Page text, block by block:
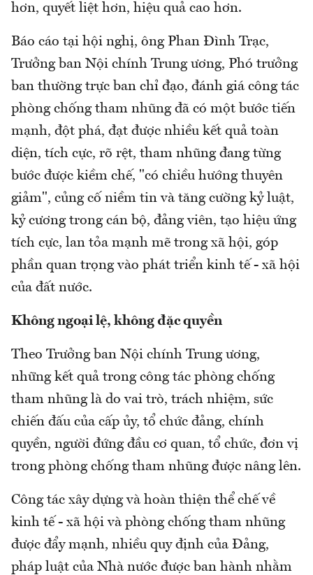
hơn, quyết liệt hơn, hiệu quả cao hơn.
Báo cáo tại hội nghị, ông Phan Đình Trạc,
Trưởng ban Nội chính Trung ương, Phó trưởng
ban thường trực ban chỉ đạo, đánh giá công tác
phòng chống tham nhũng đã có một bước tiến
mạnh, đột phá, đạt được nhiều kết quả toàn
diện, tích cực, rõ rệt, tham nhũng đang từng
bước được kiềm chế, "có chiều hướng thuyên
giảm", củng cố niềm tin và tăng cường kỷ luật,
kỷ cương trong cán bộ, đảng viên, tạo hiệu ứng
tích cực, lan tỏa mạnh mẽ trong xã hội, góp
phần quan trọng vào phát triển kinh tế - xã hội
của đất nước.
Không ngoại lệ, không đặc quyền
Theo Trưởng ban Nội chính Trung ương,
những kết quả trong công tác phòng chống
tham nhũng là do vai trò, trách nhiệm, sức
chiến đấu của cấp ủy, tổ chức đảng, chính
quyền, người đứng đầu cơ quan, tổ chức, đơn vị
trong phòng chống tham nhũng được nâng lên.
Công tác xây dựng và hoàn thiện thể chế về
kinh tế - xã hội và phòng chống tham nhũng
được đẩy mạnh, nhiều quy định của Đảng,
pháp luật của Nhà nước được ban hành nhằm